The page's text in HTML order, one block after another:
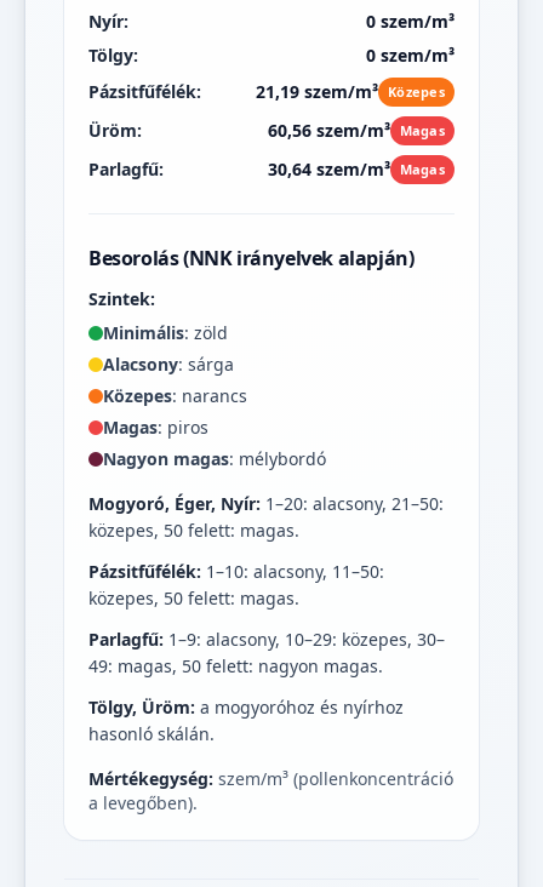
Nyír:
0 szem/m³
Tölgy:
0 szem/m³
Pázsitfűfélék:
21,19 szem/m³ Közepes
Üröm: 60,56 szem/m³ Magas
Parlagfű: 30,64 szem/m³ Magas
Besorolás (NNK irányelvek alapján)
Szintek:
Minimális: zöld
Alacsony: sárga
Közepes: narancs
Magas: piros
Nagyon magas: mélybordó
Mogyoró, Éger, Nyír: 1–20: alacsony, 21–50:
közepes, 50 felett: magas.
Pázsitfűfélék: 1–10: alacsony, 11–50:
közepes, 50 felett: magas.
Parlagfű: 1–9: alacsony, 10–29: közepes, 30–
49: magas, 50 felett: nagyon magas.
Tölgy, Üröm: a mogyoróhoz és nyírhoz
hasonló skálán.
Mértékegység: szem/m³ (pollenkoncentráció
a levegőben).